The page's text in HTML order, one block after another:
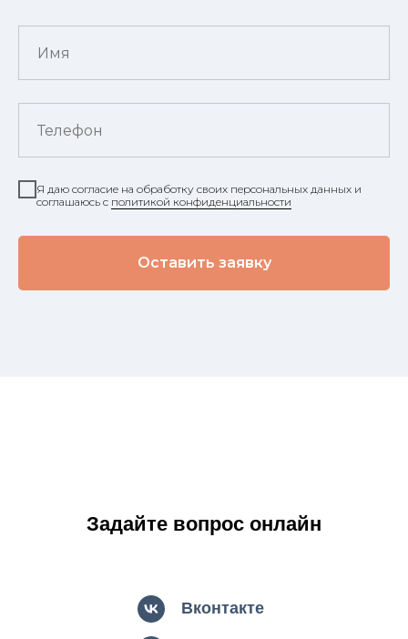
Я даю согласие на обработку своих персональных данных и
соглашаюсь с политикой конфиденциальности
Оставить заявку
Задайте вопрос онлайн
Вконтакте